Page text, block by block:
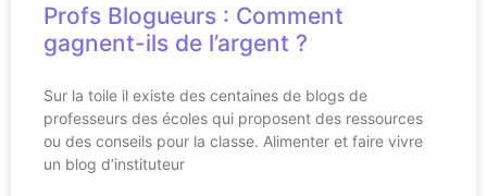
Profs Blogueurs : Comment
gagnent-ils de l’argent ?
Sur la toile il existe des centaines de blogs de
professeurs des écoles qui proposent des ressources
ou des conseils pour la classe. Alimenter et faire vivre
un blog d’instituteur